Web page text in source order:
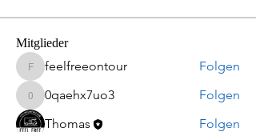
Mitglieder
feelfreeontour
feelfreeontour Folgen
0qaehx7uo3
0qaehx7uo3
Folgen
Thomas
Folgen